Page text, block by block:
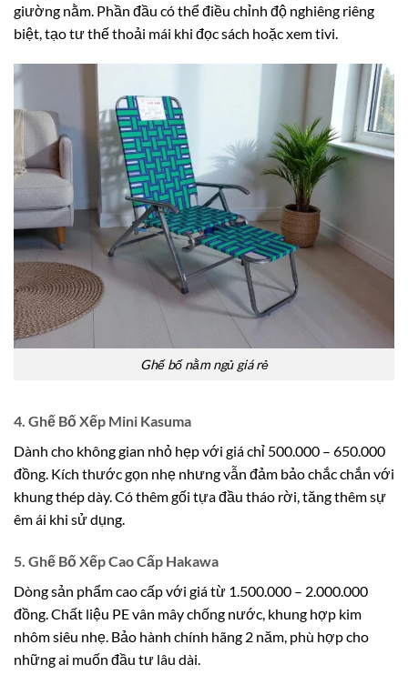
giường nằm. Phần đầu có thể điều chỉnh độ nghiêng riêng
biệt, tạo tư thế thoải mái khi đọc sách hoặc xem tivi.
Ghế bố nằm ngủ giá rẻ
4. Ghế Bố Xếp Mini Kasuma
Dành cho không gian nhỏ hẹp với giá chỉ 500.000 – 650.000
đồng. Kích thước gọn nhẹ nhưng vẫn đảm bảo chắc chắn với
khung thép dày. Có thêm gối tựa đầu tháo rời, tăng thêm sự
êm ái khi sử dụng.
5. Ghế Bố Xếp Cao Cấp Hakawa
Dòng sản phẩm cao cấp với giá từ 1.500.000 – 2.000.000
đồng. Chất liệu PE vân mây chống nước, khung hợp kim
nhôm siêu nhẹ. Bảo hành chính hãng 2 năm, phù hợp cho
những ai muốn đầu tư lâu dài.